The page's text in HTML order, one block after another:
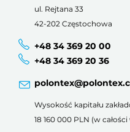
ul. Rejtana 33
42-202 Częstochowa
+48 34 369 20 00
+48 34 369 20 36
Wysokość kapitału
18 160 000 PLN (w